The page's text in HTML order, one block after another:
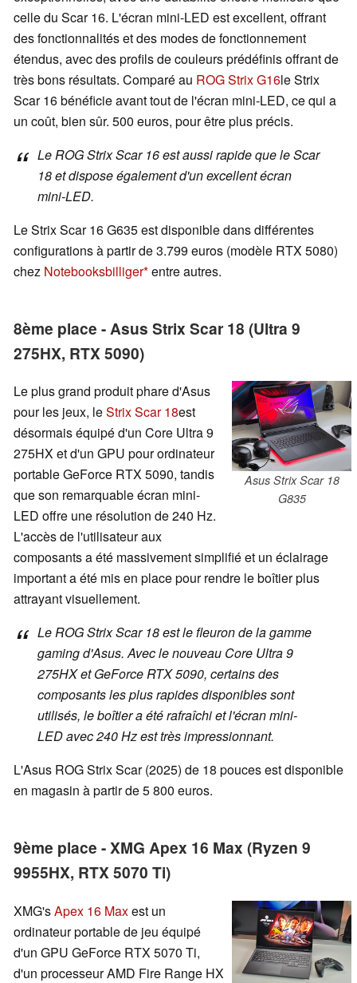
celle du Scar 16. L'écran mini-LED est excellent, offrant
des fonctionnalités et des modes de fonctionnement
étendus, avec des profils de couleurs prédéfinis offrant de
très bons résultats. Comparé au ROG Strix G16le Strix
Scar 16 bénéficie avant tout de l'écran mini-LED, ce qui a
un coût, bien sûr. 500 euros, pour être plus précis.
Le ROG Strix Scar 16 est aussi rapide que le Scar
18 et dispose également d'un excellent écran
mini-LED.
Le Strix Scar 16 G635 est disponible dans différentes
configurations à partir de 3.799 euros (modèle RTX 5080)
chez Notebooksbilliger entre autres.
8ème place - Asus Strix Scar 18 (Ultra 9
275HX, RTX 5090)
Asus Strix Scar 18
G835
Le plus grand produit phare d'Asus
pour les jeux, leStrix Scar 18est
désormais équipé d'un Core Ultra 9
275HX et d'un GPU pour ordinateur
portable GeForce RTX 5090, tandis
que son remarquable écran mini-
LED offre une résolution de 240 Hz.
L'accès de l'utilisateur aux
composants a été massivement simplifié et un éclairage
important a été mis en place pour rendre le boîtier plus
attrayant visuellement.
Le ROG Strix Scar 18 est le fleuron de la gamme
gaming d'Asus. Avec le nouveau Core Ultra 9
275HX et GeForce RTX 5090, certains des
composants les plus rapides disponibles sont
utilisés, le boîtier a été rafraîchi et l'écran mini-
LED avec 240 Hz est très impressionnant.
L'Asus ROG Strix Scar (2025) de 18 pouces est disponible
en magasin à partir de 5 800 euros.
9ème place - XMG Apex 16 Max (Ryzen 9
9955HX, RTX 5070 Ti)
XMG'sApex 16 Maxest un
ordinateur portable de jeu équipé
d'un GPU GeForce RTX 5070 Ti,
d'un processeur AMD Fire Range HX